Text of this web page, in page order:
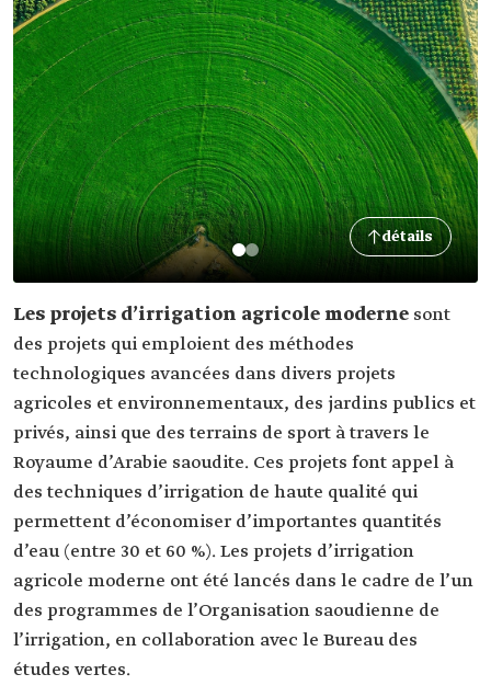
détails
Les projets d’irrigation agricole moderne sont
des projets qui emploient des méthodes
technologiques avancées dans divers projets
agricoles et environnementaux, des jardins publics et
privés, ainsi que des terrains de sport à travers le
Royaume d’Arabie saoudite. Ces projets font appel à
des techniques d’irrigation de haute qualité qui
permettent d’économiser d’importantes quantités
d’eau (entre 30 et 60 %). Les projets d’irrigation
agricole moderne ont été lancés dans le cadre de l’un
des programmes de l’Organisation saoudienne de
l’irrigation, en collaboration avec le Bureau des
études vertes.